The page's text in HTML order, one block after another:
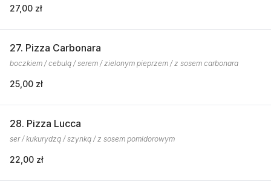
27,00 zł
27. Pizza Carbonara
boczkiem / cebulą / serem / zielonym pieprzem / z sosem carbonara
25,00 zł
28. Pizza Lucca
ser / kukurydzą / szynką / z sosem pomidorowym
22,00 zł